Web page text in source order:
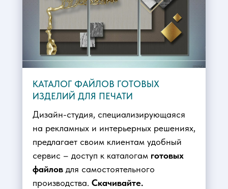
КАТАЛОГ ФАЙЛОВ ГОТОВЫХ
ИЗДЕЛИЙ ДЛЯ ПЕЧАТИ
Дизайн-студия, специализирующаяся
на рекламных и интерьерных решениях,
предлагает своим клиентам удобный
сервис – доступ к каталогам готовых
файлов для самостоятельного
производства. Скачивайте.